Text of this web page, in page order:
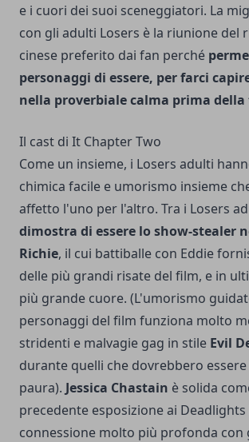
e i cuori dei suoi sceneggiatori. La
con gli adulti Losers è la riunione del
cinese preferito dai fan perché
personaggi di essere, per farci
nella proverbiale calma prima della
Il cast di It Chapter Two
Come un insieme, i Losers adulti
chimica facile e umorismo insieme
affetto l'uno per l'altro. Tra i Losers
dimostra di essere lo show-stealer
Richie, il cui battiballe con Eddie
delle più grandi risate del film, e in
più grande cuore. (L'umorismo
personaggi del film funziona molto
stridenti e malvagie gag in stile Evil
durante quelli che dovrebbero
paura). Jessica Chastain è solida
precedente esposizione ai
connessione molto più profonda con